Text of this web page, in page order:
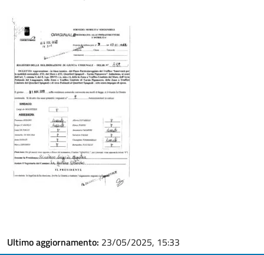
Ultimo aggiornamento: 23/05/2025, 15:33